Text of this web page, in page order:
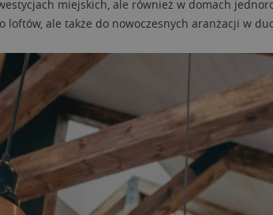
miejskich, ale również w domach
loftów, ale także do nowoczesnych aranżacji w